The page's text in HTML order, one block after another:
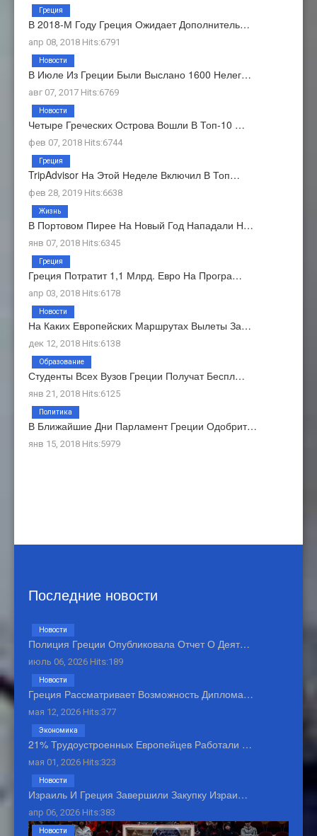
В 2018-М Году Греция Ожидает Дополнитель…
апр 08, 2018 Hits:6791
Греция
В Июле Из Греции Были Выслано 1600 Нелег…
авг 07, 2017 Hits:6769
Новости
Четыре Греческих Острова Вошли В Топ-10 …
фев 07, 2018 Hits:6744
Новости
TripAdvisor На Этой Неделе Включил В Топ…
фев 28, 2019 Hits:6638
Греция
В Портовом Пирее На Новый Год Нападали Н…
янв 07, 2018 Hits:6345
Жизнь
Греция Потратит 1,1 Млрд. Евро На Програ…
апр 03, 2018 Hits:6178
Греция
На Каких Европейских Маршрутах Вылеты За…
дек 12, 2018 Hits:6138
Новости
Студенты Всех Вузов Греции Получат Беспл…
янв 21, 2018 Hits:6125
Образование
В Ближайшие Дни Парламент Греции Одобрит…
янв 15, 2018 Hits:5979
Политика
Последние новости
Полиция Греции Опубликовала Отчет О Деят…
июль 06, 2026 Hits:189
Новости
Греция Рассматривает Возможность Диплома…
мая 12, 2026 Hits:377
Новости
21% Трудоустроенных Европейцев Работали …
мая 01, 2026 Hits:323
Экономика
Израиль И Греция Завершили Закупку Израи…
апр 06, 2026 Hits:383
Новости
Новости